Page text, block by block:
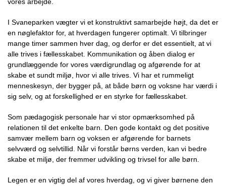
I Svaneparken vægter vi et konstruktivt samarbejde højt, da det er
en nøglefaktor for, at hverdagen fungerer optimalt. Vi tilbringer
mange timer sammen hver dag, og derfor er det essentielt, at vi
alle trives i fællesskabet. Kommunikation og åben dialog er
grundlæggende for vores værdigrundlag og afgørende for at
skabe et sundt miljø, hvor vi alle trives. Vi har et rummeligt
menneskesyn, der bygger på, at både børn og voksne har værdi i
sig selv, og at forskellighed er en styrke for fællesskabet.
Som pædagogisk personale har vi stor opmærksomhed på
relationen til det enkelte barn. Den gode kontakt og det positive
samvær mellem barn og voksen er afgørende for barnets
selvværd og selvtillid. Når vi forstår børns verden, kan vi bedre
skabe et miljø, der fremmer udvikling og trivsel for alle børn.
Legen er en vigtig del af vores hverdag, og vi giver børnene den